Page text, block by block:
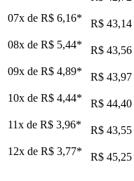
07x de R$ 6,16*
R$ 43,14
08x de R$ 5,44*
R$ 43,56
09x de R$ 4,89*
R$ 43,97
10x de R$ 4,44*
R$ 44,40
11x de R$ 3,96*
R$ 43,55
12x de R$ 3,77* R$ 45,25